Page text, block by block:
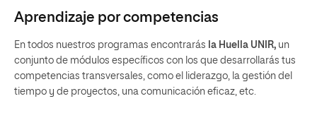
Aprendizaje por competencias
En todos nuestros programas encontrarás la Huella UNIR, un
conjunto de módulos específicos con los que desarrollarás tus
competencias transversales, como el liderazgo, la gestión del
tiempo y de proyectos, una comunicación eficaz, etc.